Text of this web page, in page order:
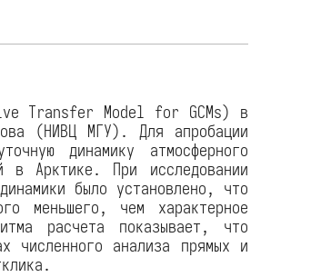
Transfer Model for GCMs) в
(НИВЦ МГУ). Для апробации
динамику атмосферного
в Арктике. При исследовании
было установлено, что
меньшего, чем характерное
расчета показывает, что
численного анализа прямых и